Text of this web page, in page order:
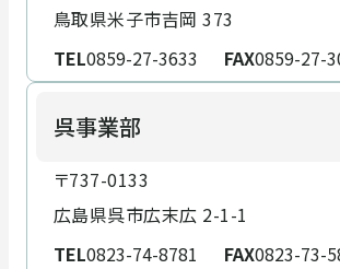
鳥取県米子市吉岡 373
TEL0859-27-3633 FAX0859-27-
呉事業部
〒737-0133
広島県呉市広末広 2-1-1
TEL0823-74-8781 FAX0823-73-